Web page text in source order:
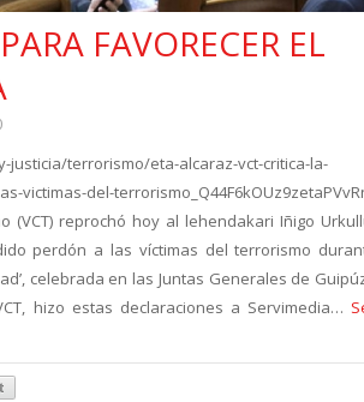
FAVORECER EL
justicia/terrorismo/eta-alcaraz-vct-critica-la-
victimas-del-
(VCT) reprochó hoy al lehendakari Iñigo
perdón a las víctimas del terrorismo
celebrada en las Juntas Generales de
hizo estas declaraciones a Servimedia…